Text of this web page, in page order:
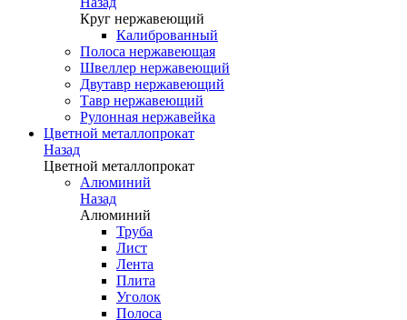
Круг нержавеющий
Калиброванный
Полоса нержавеющая
Швеллер нержавеющий
Двутавр нержавеющий
Тавр нержавеющий
Рулонная нержавейка
Цветной металлопрокат
Назад
Цветной металлопрокат
Алюминий
Назад
Алюминий
Труба
Лист
Лента
Плита
Уголок
Полоса